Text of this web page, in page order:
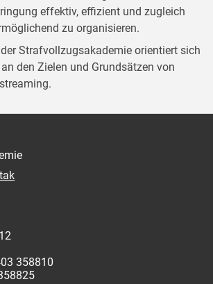
effektiv, effizient und zugleich
zu organisieren.
Strafvollzugsakademie orientiert sich
den Zielen und Grundsätzen von
358810